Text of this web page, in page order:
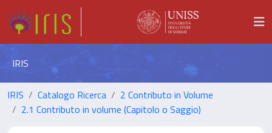
IRIS
IRIS Catalogo Ricerca
2 Contributo in Volume
2.1 Contributo in volume (Capitolo o Saggio)